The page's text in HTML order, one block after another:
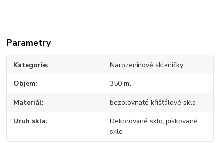
Parametry
Kategorie Narozeninové skleničky
Objem 350 ml
Materiál bezolovnaté křišťálové sklo
Druh skla
Dekorované sklo, pískované
sklo